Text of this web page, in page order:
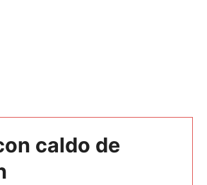
caldo de